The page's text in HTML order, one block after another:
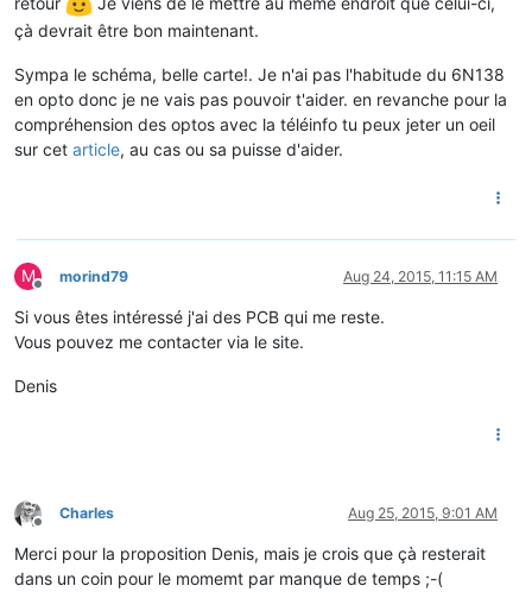
çà devrait être bon maintenant.
Sympa le schéma, belle carte!. Je n'ai pas l'habitude du 6N138
en opto donc je ne vais pas pouvoir t'aider. en revanche pour la
compréhension des optos avec la téléinfo tu peux jeter un oeil
sur cet article, au cas ou sa puisse d'aider.
M
Offline
morind79 Aug 24, 2015, 11:15 AM
Si vous êtes intéressé j'ai des PCB qui me reste.
Vous pouvez me contacter via le site.
Denis
Offline
Charles Aug 25, 2015, 9:01 AM
Merci pour la proposition Denis, mais je crois que çà resterait
dans un coin pour le momemt par manque de temps ;-(